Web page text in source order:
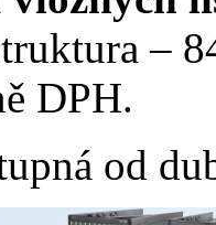
–
DPH.
od